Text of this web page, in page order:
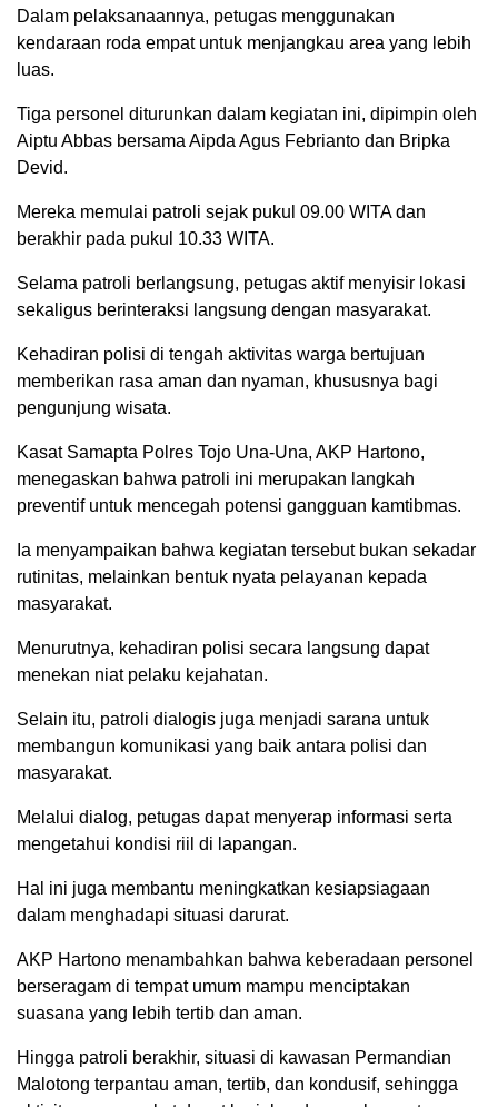
Dalam pelaksanaannya, petugas menggunakan
kendaraan roda empat untuk menjangkau area yang lebih
luas.
Tiga personel diturunkan dalam kegiatan ini, dipimpin oleh
Aiptu Abbas bersama Aipda Agus Febrianto dan Bripka
Devid.
Mereka memulai patroli sejak pukul 09.00 WITA dan
berakhir pada pukul 10.33 WITA.
Selama patroli berlangsung, petugas aktif menyisir lokasi
sekaligus berinteraksi langsung dengan masyarakat.
Kehadiran polisi di tengah aktivitas warga bertujuan
memberikan rasa aman dan nyaman, khususnya bagi
pengunjung wisata.
Kasat Samapta Polres Tojo Una-Una, AKP Hartono,
menegaskan bahwa patroli ini merupakan langkah
preventif untuk mencegah potensi gangguan kamtibmas.
Ia menyampaikan bahwa kegiatan tersebut bukan sekadar
rutinitas, melainkan bentuk nyata pelayanan kepada
masyarakat.
Menurutnya, kehadiran polisi secara langsung dapat
menekan niat pelaku kejahatan.
Selain itu, patroli dialogis juga menjadi sarana untuk
membangun komunikasi yang baik antara polisi dan
masyarakat.
Melalui dialog, petugas dapat menyerap informasi serta
mengetahui kondisi riil di lapangan.
Hal ini juga membantu meningkatkan kesiapsiagaan
dalam menghadapi situasi darurat.
AKP Hartono menambahkan bahwa keberadaan personel
berseragam di tempat umum mampu menciptakan
suasana yang lebih tertib dan aman.
Hingga patroli berakhir, situasi di kawasan Permandian
Malotong terpantau aman, tertib, dan kondusif, sehingga